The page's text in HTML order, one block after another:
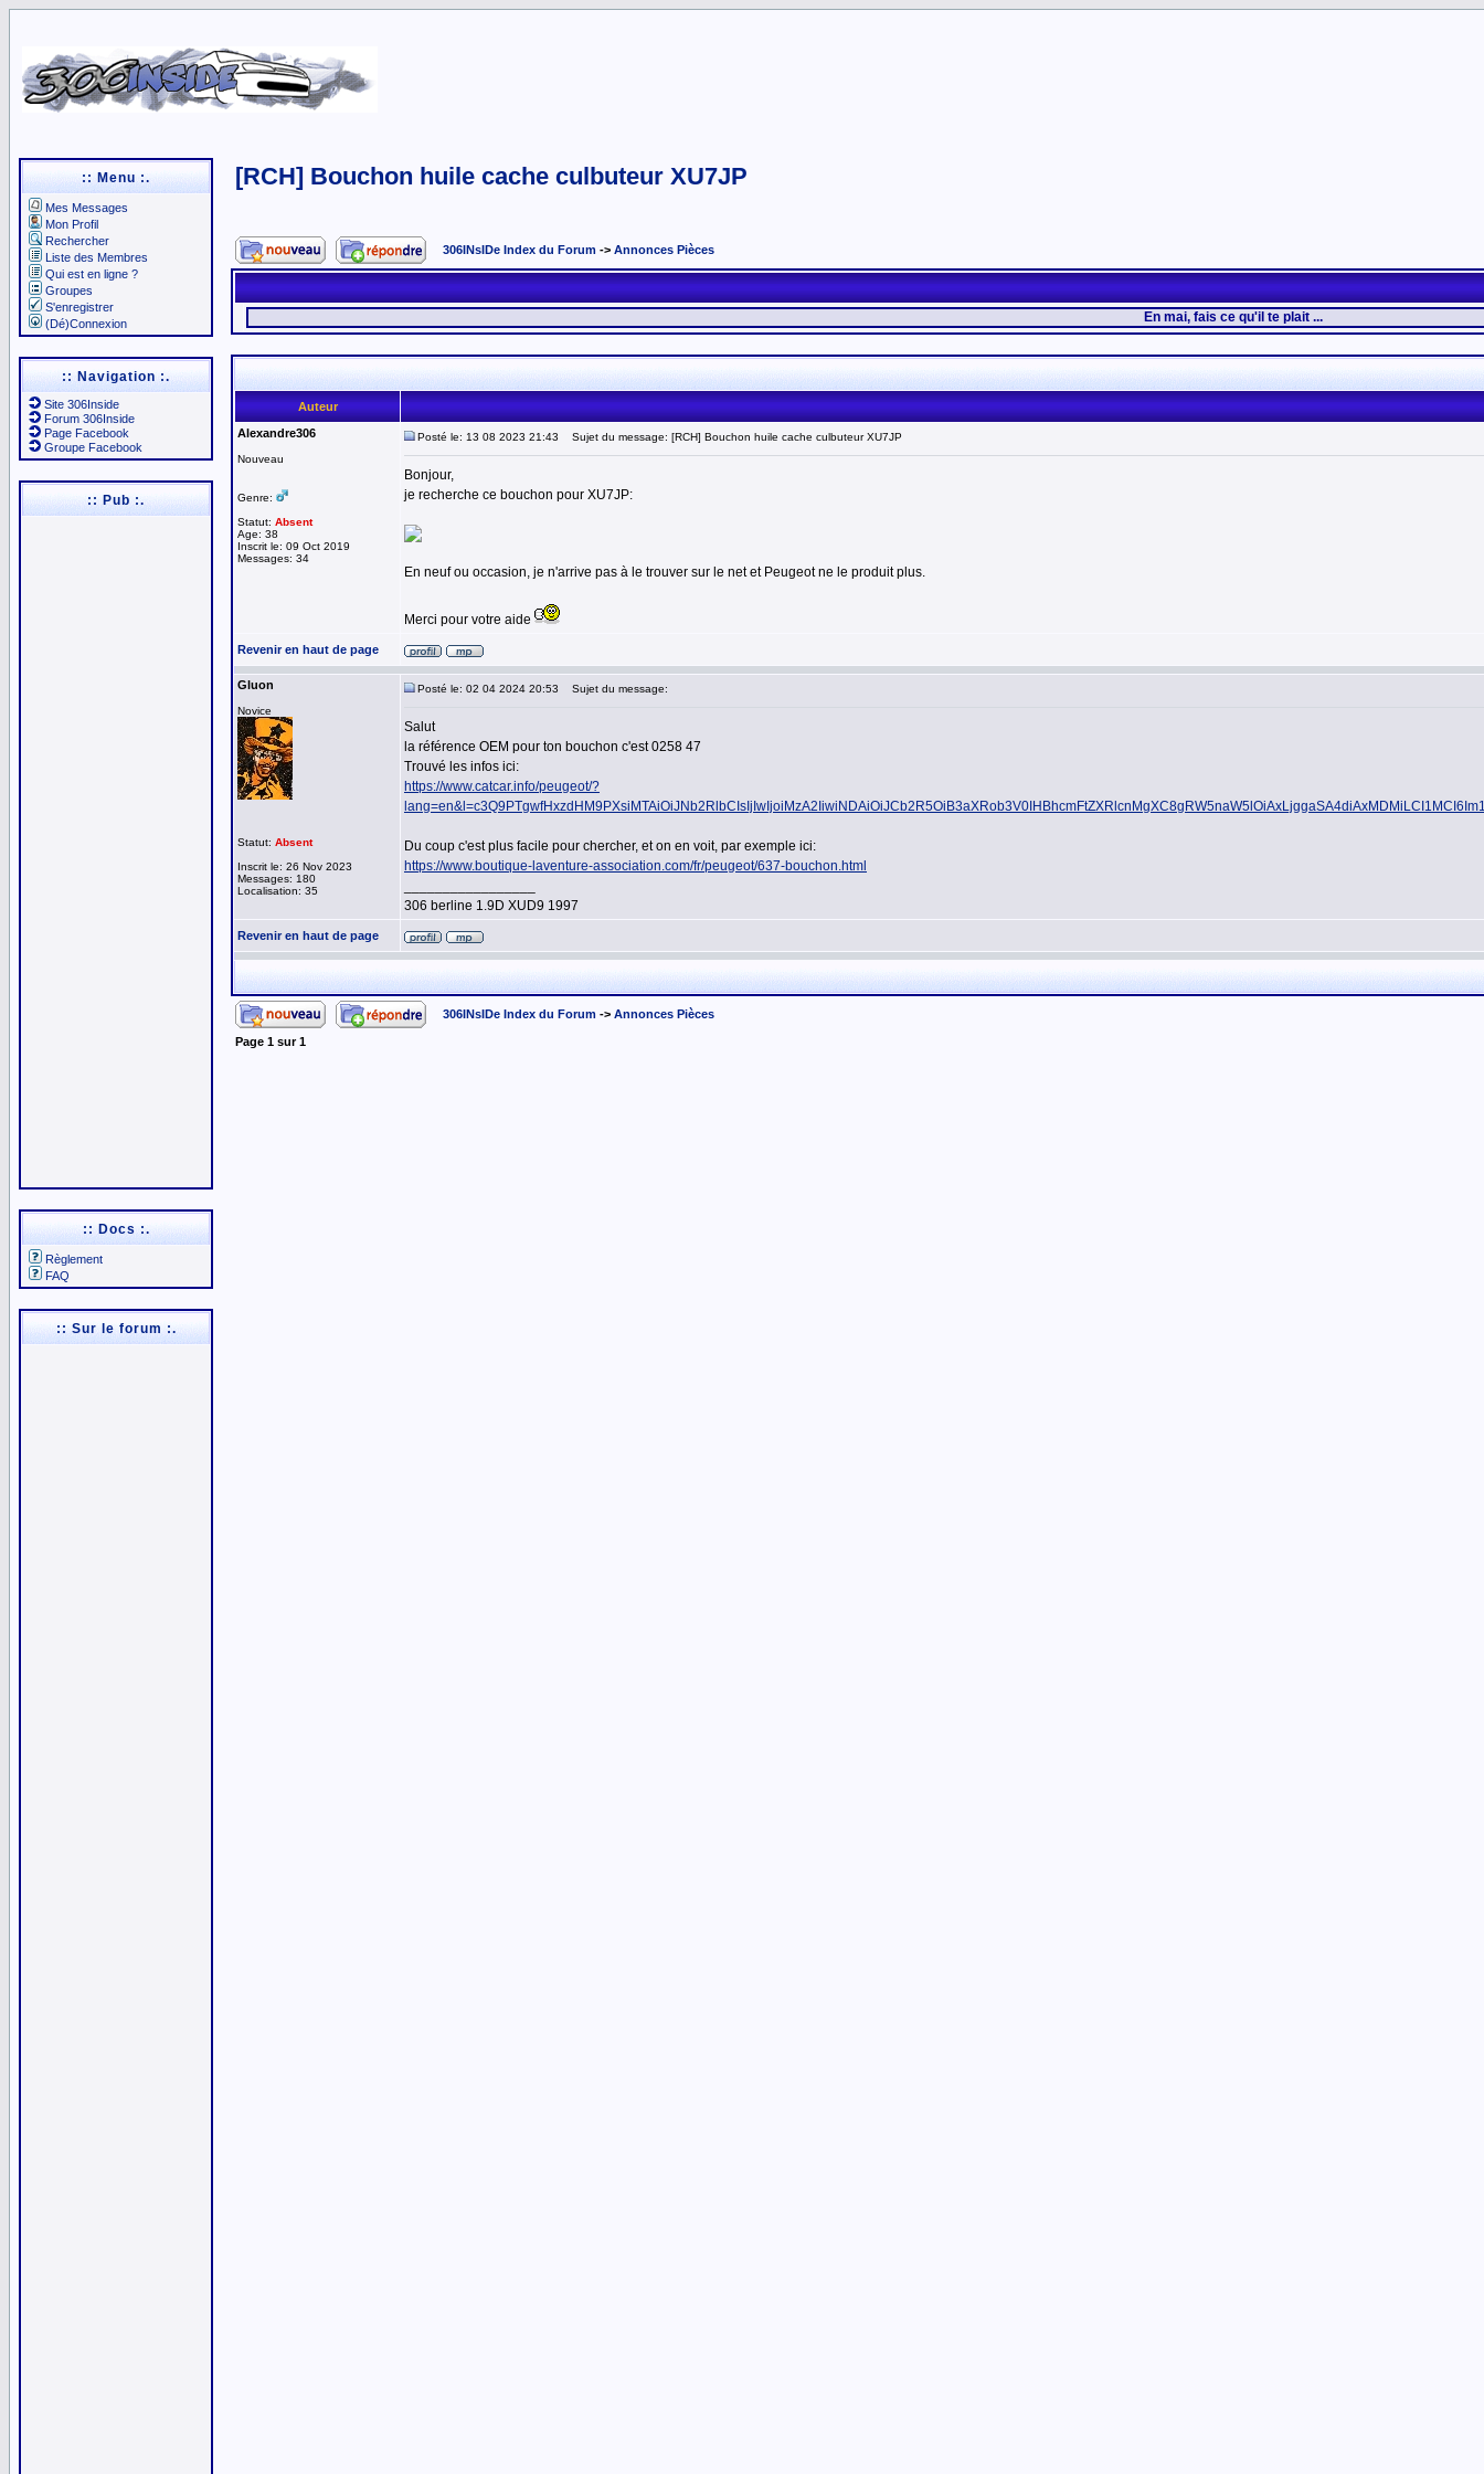
:: Menu :.
Mes Messages
Mon Profil
Rechercher
Liste des Membres
Qui est en ligne ?
Groupes
S'enregistrer
(Dé)Connexion
:: Navigation :.
Site 306Inside
Forum 306Inside
Page Facebook
Groupe Facebook
:: Pub :.
:: Docs :.
Règlement
FAQ
:: Sur le forum :.
[RCH] Bouchon huile cache culbuteur XU7JP
306INsIDe Index du Forum -> Annonces Pièces
En mai, fais ce qu'il te plait ...
Auteur
Alexandre306
Nouveau
Genre:
Statut: Absent
Age: 38
Inscrit le: 09 Oct 2019
Messages: 34
Posté le: 13 08 2023 21:43 Sujet du message: [RCH] Bouchon huile cache culbuteur XU7JP
Bonjour,
je recherche ce bouchon pour XU7JP:
En neuf ou occasion, je n'arrive pas à le trouver sur le net et Peugeot ne le produit plus.
Merci pour votre aide
Revenir en haut de page
Gluon
Novice
Statut: Absent
Inscrit le: 26 Nov 2023
Messages: 180
Localisation: 35
Posté le: 02 04 2024 20:53 Sujet du message:
Salut
la référence OEM pour ton bouchon c'est 0258 47
Trouvé les infos ici:
https://www.catcar.info/peugeot/?
Du coup c'est plus facile pour chercher, et on en voit, par exemple ici:
https://www.boutique-laventure-association.com/fr/peugeot/637-bouchon.html
306 berline 1.9D XUD9 1997
Revenir en haut de page
306INsIDe Index du Forum -> Annonces Pièces
Page 1 sur1